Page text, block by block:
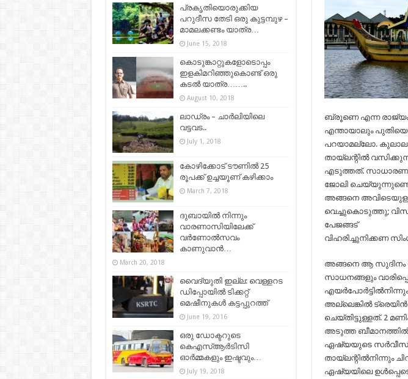
ബ്രൂണെ എന്ന രാജ്യം
എന്തായാലും
പറയാമല്ലോ.
തായ്‌ലന്റിൽ
എടുത്തത്. സാധാരണ
ജോലി
അങ്ങനെ അവിടെയുള്ള
വെച്ചുകൊടുത്തു; വിസ
പേജങ്ങട്
വിഹരിച്ചുനിക്കണ
അങ്ങനെ ആ സുദിനം
സാധനങ്ങളും
അല്ലെങ്കിൽ
ചെയ്തിട്ടുള്ളത്. 2
അടുത്ത ബീമാനത്തിൽ
ഏഷ്യയുടെ സർവീസ്
തായ്‌ലന്റിൽനിന്നും
ഏഷ്യയിലെ
പ്രകൃതിയൊരുക്കിയ
പറുദീസ തേടി ഒരു കുട്ടമ്പുഴ –
മാമലക്കണ്ടം യാത്ര…
June 15, 2018
കൊടുങ്കാറ്റുകളോടൊപ്പം
ഇളകിമറിഞ്ഞുകൊണ്ട് ഒരു
കടല്‍ യാത്ര……..
August 10, 2018
ലാഡ്രം – ചാർലിയിലെ
വട്ടവട..
July 1, 2018
കോഴിക്കോട് ടൗണിൽ 25
രൂപക്ക് ഉച്ചയൂണ് കഴിക്കാം
March 7, 2018
ദുബായില്‍ നിന്നും
വാരണാസിയിലേക്ക്
വര്‍ണോല്‍സവം
കാണുവാന്‍…
March 20, 2018
വൈദ്യുതി ഇല്ല: വെള്ളറട
ഡിപ്പോയില്‍ ടിക്കറ്റ്
മെഷീനുകള്‍ കട്ടപ്പുറത്ത്
June 19, 2016
ഒരു ഡോക്ടറുടെ
കെഎസ്ആര്‍ടിസി
ഓര്‍മ്മകളും ഇഷ്ടവും…
July 19, 2018